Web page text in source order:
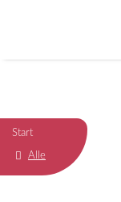
Start
Alle